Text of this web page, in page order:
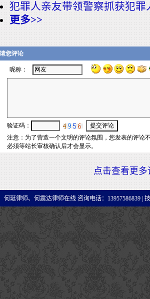
犯罪人亲友带领警察抓获犯罪
更多>>
点击查看更多
何珽律师、何震达律师在线 咨询电话：13957586839 |